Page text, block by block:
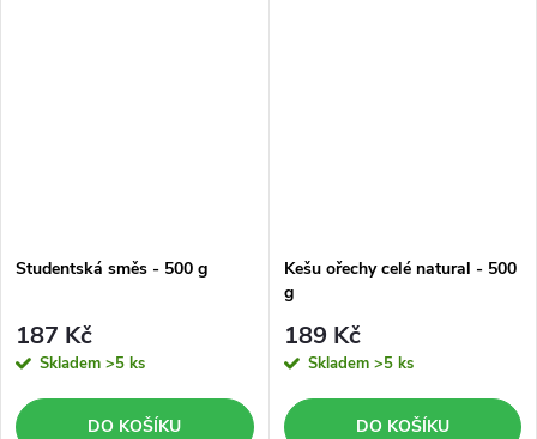
Studentská směs - 500 g
187 Kč
Skladem >5 ks
DO KOŠÍKU
Kešu ořechy celé natural - 500
g
189 Kč
Skladem >5 ks
DO KOŠÍKU